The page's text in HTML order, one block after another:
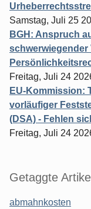
Samstag, Juli 25
BGH: Anspruch
schwerwiegender
Freitag, Juli 24
EU-Kommission:
vorläufiger
(DSA) - Fehlen
Freitag, Juli 24
Getaggte Artikel
abmahnkosten